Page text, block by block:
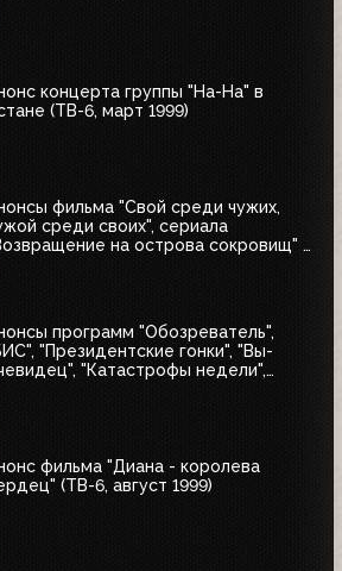
концерта группы "На-На" в
(ТВ-6, март 1999)
фильма "Свой среди чужих,
среди своих", сериала
на острова сокровищ" и
программ "Обозреватель",
"Президентские гонки", "Вы-
"Катастрофы недели",
фильма "Диана - королева
(ТВ-6, август 1999)